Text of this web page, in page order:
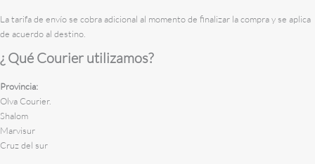
La tarifa de envío se cobra adicional al momento de finalizar la compra y se aplica
de acuerdo al destino.
¿ Qué Courier utilizamos?
Provincia:
Olva Courier.
Shalom
Marvisur
Cruz del sur